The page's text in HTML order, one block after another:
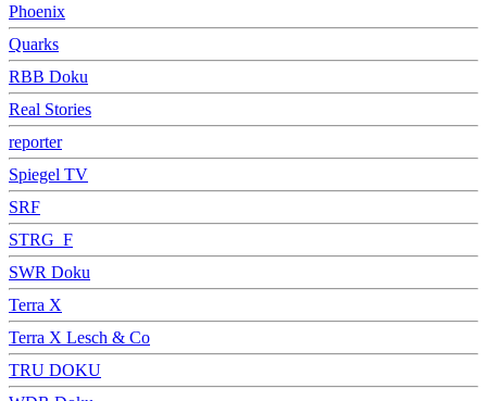
Phoenix
Quarks
RBB Doku
Real Stories
reporter
Spiegel TV
SRF
STRG_F
SWR Doku
Terra X
Terra X Lesch & Co
TRU DOKU